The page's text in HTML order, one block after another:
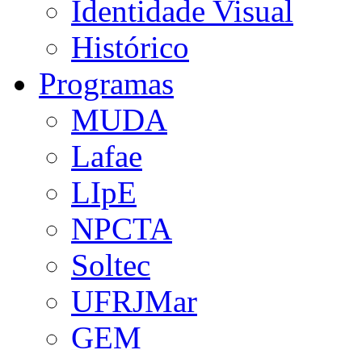
Identidade Visual
Histórico
Programas
MUDA
Lafae
LIpE
NPCTA
Soltec
UFRJMar
GEM